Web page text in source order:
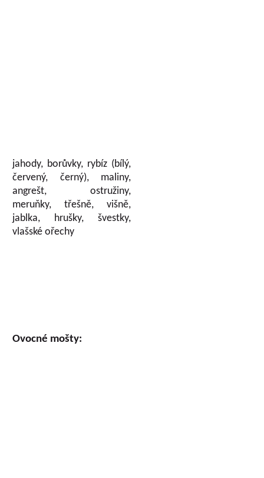
jahody, borůvky, rybíz (bílý,
červený, černý), maliny,
angrešt, ostružiny,
meruňky, třešně, višně,
jablka, hrušky, švestky,
vlašské ořechy
Ovocné mošty: